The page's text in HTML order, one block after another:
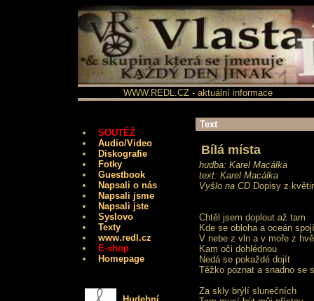
WWW.REDL.CZ - aktuální informace
SOUTĚŽ
Audio/Video
Diskografie
Fotky
Guestbook
Napsali o nás
Napsali jsme
Napsali jste
Syslovo
Texty
www.redl.cz
E-shop
Homepage
Text
Bílá místa
hudba: Karel Macálka
text: Karel Macálka
Vyšlo na CD Dopisy z
Chtěl jsem doplout až tam
Kde se obloha a oceán spojí
V nebe z vln a v moře z
Kam oči dohlédnou
Nedá se pokaždé dojít
Těžko poznat a snadno se
Za skly brýlí slunečních